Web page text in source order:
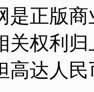
是正版
关权利
高达人